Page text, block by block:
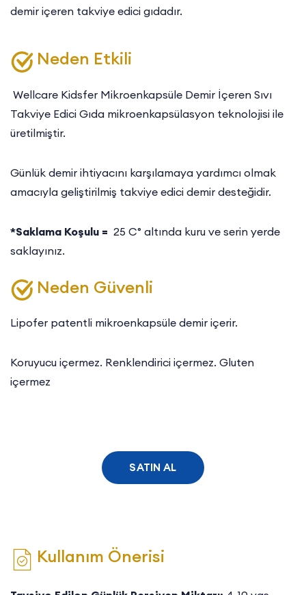
demir içeren takviye edici gıdadır.
Neden Etkili
Wellcare Kidsfer Mikroenkapsüle Demir İçeren Sıvı
Takviye Edici Gıda mikroenkapsülasyon teknolojisi ile
üretilmiştir.
Günlük demir ihtiyacını karşılamaya yardımcı olmak
amacıyla geliştirilmiş takviye edici demir desteğidir.
*Saklama Koşulu = 25 C° altında kuru ve serin yerde
saklayınız.
Neden Güvenli
Lipofer patentli mikroenkapsüle demir içerir.
Koruyucu içermez. Renklendirici içermez. Gluten
içermez
SATIN AL
Kullanım Önerisi